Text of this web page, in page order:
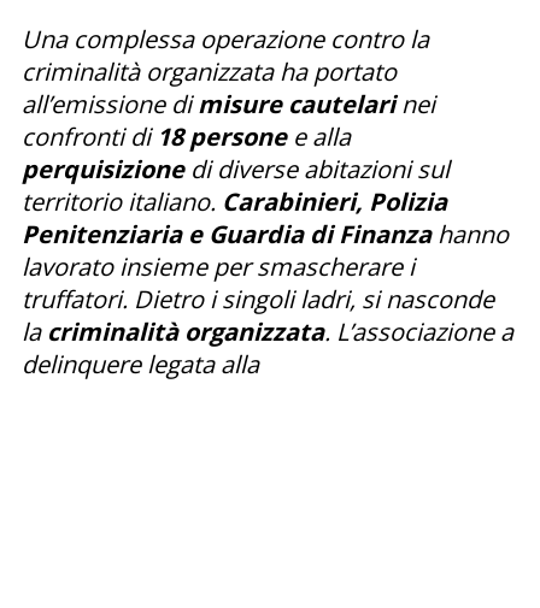
Una complessa operazione contro la
criminalità organizzata ha portato
all’emissione dimisure cautelarinei
confronti di 18 personee alla
perquisizionedi diverse abitazioni sul
territorio italiano. Carabinieri, Polizia
Penitenziaria e Guardia di Finanzahanno
lavorato insieme per smascherare i
truffatori. Dietro i singoli ladri, si nasconde
la criminalità organizzata. L’associazione a
delinquere legata alla